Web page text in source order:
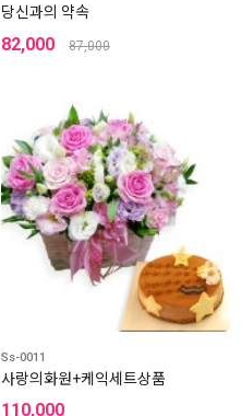
당신과의 약속
82,000 87,000
Ss-0011
사랑의화원+케익세트상품
110,000